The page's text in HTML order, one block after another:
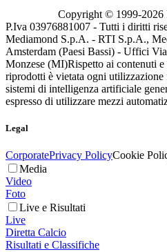
Copyright © 1999-2026
P.Iva 03976881007 - Tutti i diritti
Mediamond S.p.A. - RTI S.p.A.,
Amsterdam (Paesi Bassi) - Uffici
Monzese (MI)Rispetto ai contenuti
riprodotti è vietata ogni utilizzazione
sistemi di intelligenza artificiale
espresso di utilizzare mezzi
Legal
CorporatePrivacy PolicyCookie
Media
Video
Foto
Live e Risultati
Live
Diretta Calcio
Risultati e Classifiche